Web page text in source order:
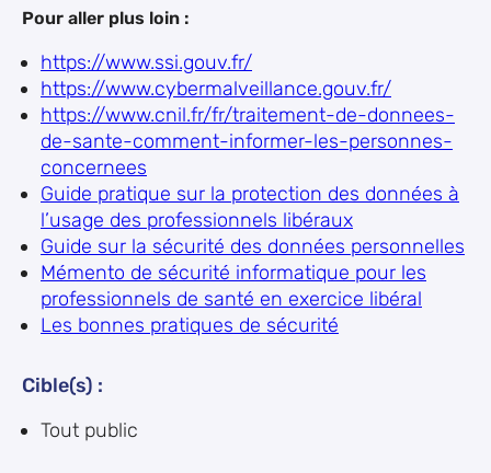
Pour aller plus loin :
https://www.ssi.gouv.fr/
https://www.cybermalveillance.gouv.fr/
https://www.cnil.fr/fr/traitement-de-donnees-
de-sante-comment-informer-les-personnes-
concernees
Guide pratique sur la protection des données à
l’usage des professionnels libéraux
Guide sur la sécurité des données personnelles
Mémento de sécurité informatique pour les
professionnels de santé en exercice libéral
Les bonnes pratiques de sécurité
Cible(s) :
Tout public